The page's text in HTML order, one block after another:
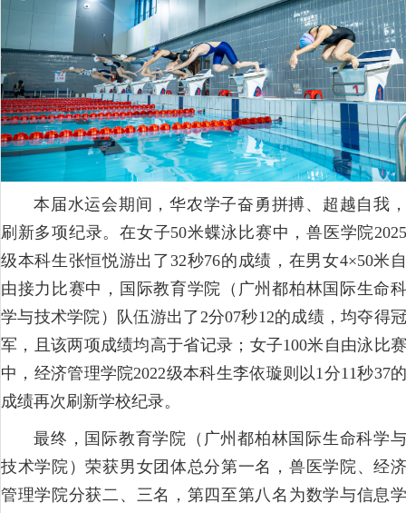
本届水运会期间，华农学子奋勇拼搏、超越自我，
刷新多项纪录。在女子50米蝶泳比赛中，兽医学院2025
级本科生张恒悦游出了32秒76的成绩，在男女4×50米自
由接力比赛中，国际教育学院（广州都柏林国际生命科
学与技术学院）队伍游出了2分07秒12的成绩，均夺得冠
军，且该两项成绩均高于省记录；女子100米自由泳比赛
中，经济管理学院2022级本科生李依璇则以1分11秒37的
成绩再次刷新学校纪录。
最终，国际教育学院（广州都柏林国际生命科学与
技术学院）荣获男女团体总分第一名，兽医学院、经济
管理学院分获二、三名，第四至第八名为数学与信息学